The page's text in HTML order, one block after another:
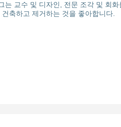
교수 및 디자인, 전문 조각 및 회화
축하고 제거하는 것을 좋아합니다.